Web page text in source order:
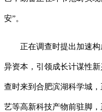
安”。
正在调查时提出加速构
异资本，引领成长计谋性
查时来到合肥滨湖科学城
艺等高新科技产物前驻脚